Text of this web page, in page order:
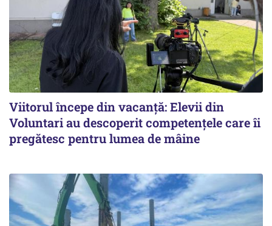
Viitorul începe din vacanță: Elevii din
Voluntari au descoperit competențele care îi
pregătesc pentru lumea de mâine